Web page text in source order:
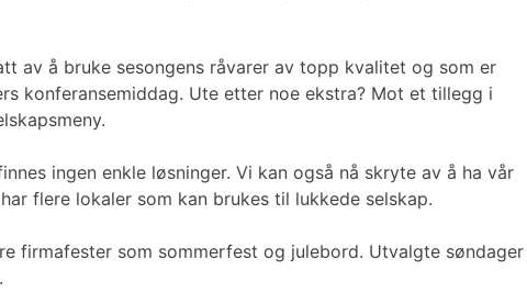
av å bruke sesongens råvarer av topp kvalitet og som er
konferansemiddag. Ute etter noe ekstra? Mot et tillegg i
ingen enkle løsninger. Vi kan også nå skryte av å ha vår
flere lokaler som kan brukes til lukkede selskap.
firmafester som sommerfest og julebord. Utvalgte søndager